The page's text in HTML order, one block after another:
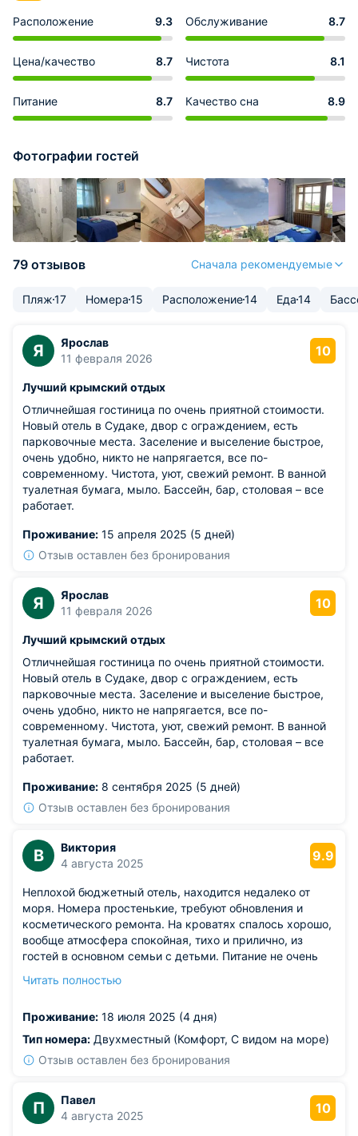
Расположение 9.3 Обслуживание 8.7
Цена/качество 8.7 Чистота 8.1
Питание 8.7 Качество сна 8.9
Фотографии гостей
79 отзывов Сначала рекомендуемые
Пляж17 Номера15 Расположение14 Еда14
Я
Ярослав
11 февраля 2026
10
Лучший крымский отдых
Отличнейшая гостиница по очень приятной стоимости.
Новый отель в Судаке, двор с ограждением, есть
парковочные места. Заселение и выселение быстрое,
очень удобно, никто не напрягается, все по-
современному. Чистота, уют, свежий ремонт. В ванной
туалетная бумага, мыло. Бассейн, бар, столовая – все
работает.
Проживание: 15 апреля 2025 (5 дней)
Отзыв оставлен без бронирования
Я
Ярослав
11 февраля 2026
10
Лучший крымский отдых
Отличнейшая гостиница по очень приятной стоимости.
Новый отель в Судаке, двор с ограждением, есть
парковочные места. Заселение и выселение быстрое,
очень удобно, никто не напрягается, все по-
современному. Чистота, уют, свежий ремонт. В ванной
туалетная бумага, мыло. Бассейн, бар, столовая – все
работает.
Проживание: 8 сентября 2025 (5 дней)
Отзыв оставлен без бронирования
В
Виктория
4 августа 2025
9.9
Неплохой бюджетный отель, находится недалеко от
моря. Номера простенькие, требуют обновления и
косметического ремонта. На кроватях спалось хорошо,
вообще атмосфера спокойная, тихо и прилично, из
гостей в основном семьи с детьми. Питание не очень
Из плюсов: приятное обслуживание, бассейн с горками,
Читать полностью
Проживание: 18 июля 2025 (4 дня)
Тип номера: Двухместный (Комфорт, С видом на море)
Отзыв оставлен без бронирования
П
Павел
4 августа 2025
10